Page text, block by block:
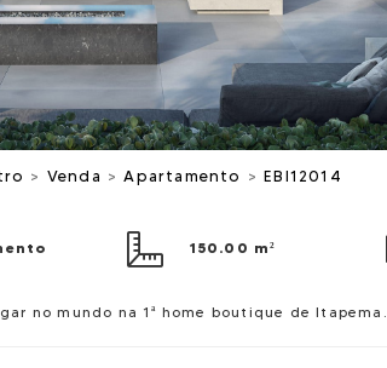
> Venda >Apartamento >EBI12014
150.00 m²
no mundo na 1ª home boutique de Itapema.